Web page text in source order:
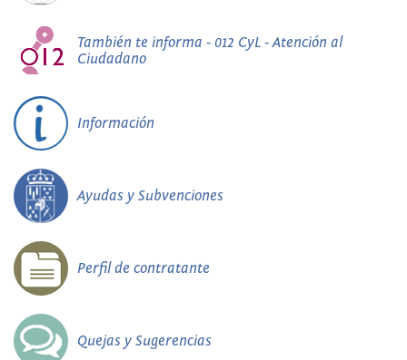
También te informa - 012 CyL - Atención al
Ciudadano
Información
Ayudas y Subvenciones
Perfil de contratante
Quejas y Sugerencias